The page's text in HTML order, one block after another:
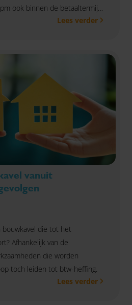
ook binnen de betaaltermijn
de Hoge Raad in een zaak
Lees verder
vanuit
die tot het
Afhankelijk van de
die worden
toch leiden tot btw-heffing.
Lees verder